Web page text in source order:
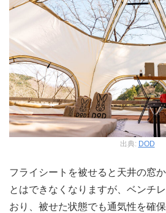
出典: DOD
フライシートを被せると天井の窓
とはできなくなりますが、ベンチ
おり、被せた状態でも通気性を確保